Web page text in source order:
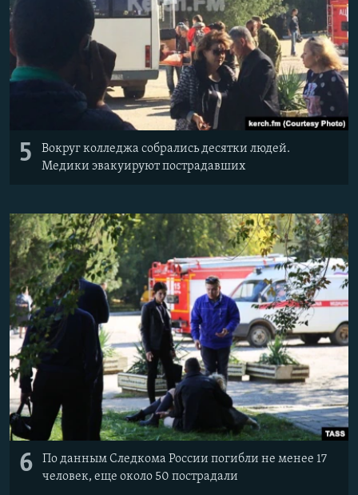
5
Вокруг колледжа собрались десятки людей.
Медики эвакуируют пострадавших
6
По данным Следкома России погибли не менее 17
человек, еще около 50 пострадали